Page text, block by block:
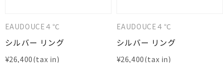
EAUDOUCE４℃
シルバー リング
¥26,400
EAUDOUCE４℃
シルバー リング
¥26,400